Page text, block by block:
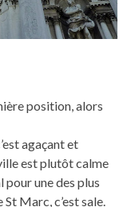
position, alors
agaçant et
est plutôt calme
pour une des plus
Marc, c’est sale.